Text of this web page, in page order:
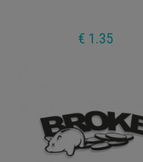
€ 1.35